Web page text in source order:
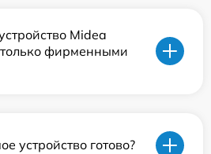
Midea
фирменными
устройство готово?